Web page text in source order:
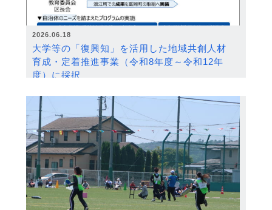
2026.06.18
大学等の「復興知」を活用した地域共創人材
育成・定着推進事業（令和8年度～令和12年
度）に採択